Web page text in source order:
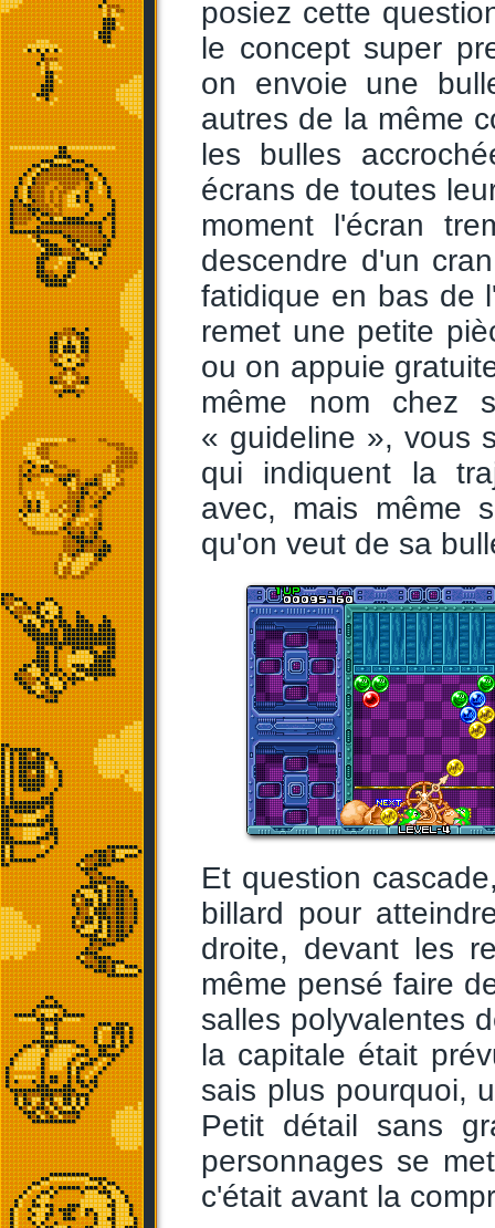
posiez cette
le concept super
on envoie une
autres de la même
les bulles
écrans de toutes
moment l'écran
descendre d'un
fatidique en bas de
remet une petite
ou on appuie
même nom chez
« guideline », vous
qui indiquent la
avec, mais même
qu'on veut de sa
Et question
billard pour
droite, devant les
même pensé faire
salles polyvalentes
la capitale était
sais plus pourquoi,
Petit détail sans
personnages se
c'était avant la